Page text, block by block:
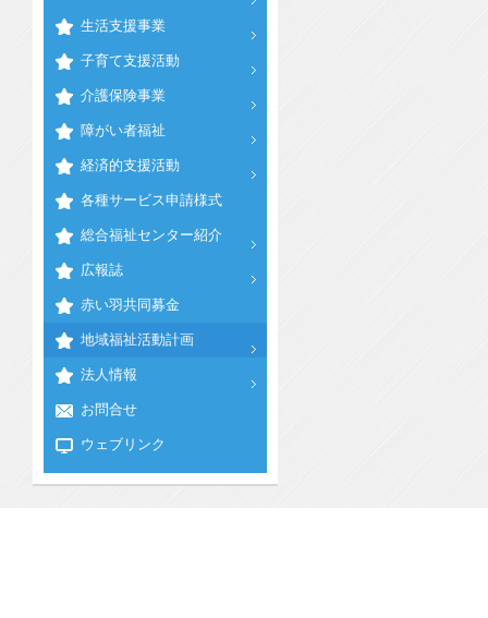
生活支援事業
子育て支援活動
介護保険事業
障がい者福祉
経済的支援活動
各種サービス申請様式
総合福祉センター紹介
広報誌
赤い羽共同募金
地域福祉活動計画
法人情報
お問合せ
ウェブリンク